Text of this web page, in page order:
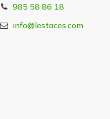
985 58 86 18
info@lestaces.com